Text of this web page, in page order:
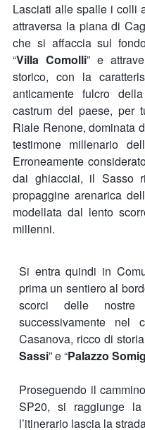
Lasciati alle spalle i colli
attraversa la piana di
che si affaccia sul
“Villa Comolli” e
storico, con la
anticamente fulcro
castrum del paese, per
Riale Renone, dominata
testimone millenario
Erroneamente
dai ghiacciai, il Sasso
propaggine arenarica
modellata dal lento
millenni.
Si entra quindi in
prima un sentiero al
scorci delle nostre
successivamente nel
Casanova, ricco di
Sassi” e “Palazzo
Proseguendo il
SP20, si raggiunge
l’itinerario lascia la